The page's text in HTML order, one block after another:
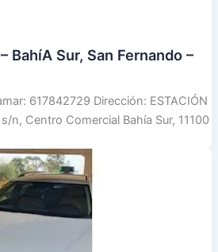
BahíA Sur, San Fernando –
617842729 Dirección: ESTACIÓN
n, Centro Comercial Bahía Sur, 11100